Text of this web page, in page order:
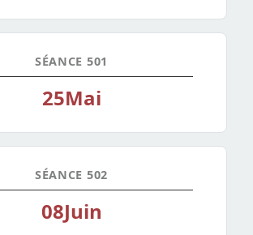
SÉANCE 501
25Mai
SÉANCE 502
08Juin